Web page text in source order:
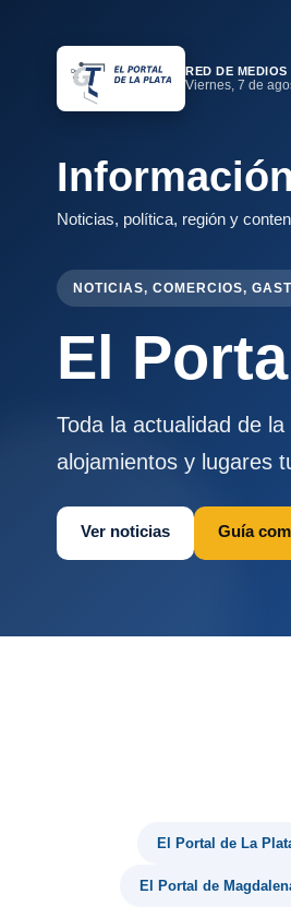
RED DE
Viernes, 7 de
Noticias, política, región y
NOTICIAS, COMERCIOS,
El
Toda la actualidad de
alojamientos y lugares
Ver noticias Guía
El Portal de La
El Portal de